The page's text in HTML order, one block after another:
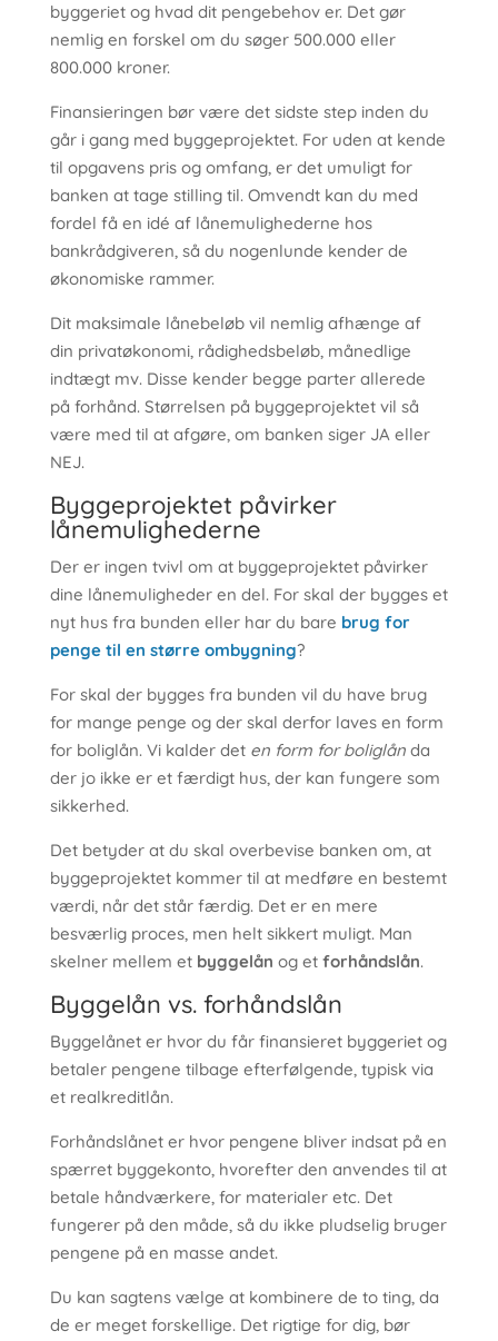
byggeriet og hvad dit pengebehov er. Det gør
nemlig en forskel om du søger 500.000 eller
800.000 kroner.
Finansieringen bør være det sidste step inden du
går i gang med byggeprojektet. For uden at kende
til opgavens pris og omfang, er det umuligt for
banken at tage stilling til. Omvendt kan du med
fordel få en idé af lånemulighederne hos
bankrådgiveren, så du nogenlunde kender de
økonomiske rammer.
Dit maksimale lånebeløb vil nemlig afhænge af
din privatøkonomi, rådighedsbeløb, månedlige
indtægt mv. Disse kender begge parter allerede
på forhånd. Størrelsen på byggeprojektet vil så
være med til at afgøre, om banken siger JA eller
NEJ.
Byggeprojektet påvirker
lånemulighederne
Der er ingen tvivl om at byggeprojektet påvirker
dine lånemuligheder en del. For skal der bygges et
nyt hus fra bunden eller har du bare brug for
penge til en større ombygning?
For skal der bygges fra bunden vil du have brug
for mange penge og der skal derfor laves en form
for boliglån. Vi kalder det en form for boliglånda
der jo ikke er et færdigt hus, der kan fungere som
sikkerhed.
Det betyder at du skal overbevise banken om, at
byggeprojektet kommer til at medføre en bestemt
værdi, når det står færdig. Det er en mere
besværlig proces, men helt sikkert muligt. Man
skelner mellem et byggelån og et forhåndslån.
Byggelån vs. forhåndslån
Byggelånet er hvor du får finansieret byggeriet og
betaler pengene tilbage efterfølgende, typisk via
et realkreditlån.
Forhåndslånet er hvor pengene bliver indsat på en
spærret byggekonto, hvorefter den anvendes til at
betale håndværkere, for materialer etc. Det
fungerer på den måde, så du ikke pludselig bruger
pengene på en masse andet.
Du kan sagtens vælge at kombinere de to ting, da
de er meget forskellige. Det rigtige for dig, bør